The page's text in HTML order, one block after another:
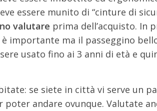
essere munito di “cinture di
valutare prima dell’acquisto. In
importante ma il passeggino
usato fino ai 3 anni di età e
se siete in città vi serve un
andare ovunque. Valutate